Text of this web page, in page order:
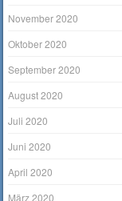
November 2020
Oktober 2020
September 2020
August 2020
Juli 2020
Juni 2020
April 2020
März 2020